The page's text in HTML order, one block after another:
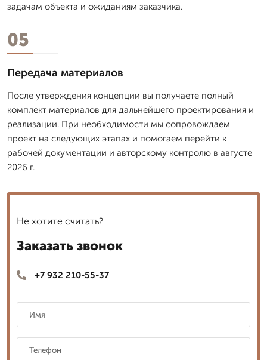
задачам объекта и ожиданиям заказчика.
05
Передача материалов
После утверждения концепции вы получаете полный
комплект материалов для дальнейшего проектирования и
реализации. При необходимости мы сопровождаем
проект на следующих этапах и помогаем перейти к
рабочей документации и авторскому контролю в августе
2026 г.
Не хотите считать?
Заказать звонок
+7 932 210-55-37